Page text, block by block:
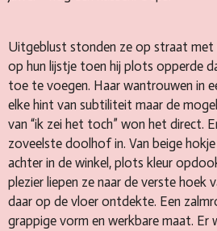
Uitgeblust stonden ze op straat met
op hun lijstje toen hij plots opperde
toe te voegen. Haar wantrouwen in
elke hint van subtiliteit maar de
van “ik zei het toch” won het direct.
zoveelste doolhof in. Van beige
achter in de winkel, plots kleur
plezier liepen ze naar de verste hoek
daar op de vloer ontdekte. Een
grappige vorm en werkbare maat. Er